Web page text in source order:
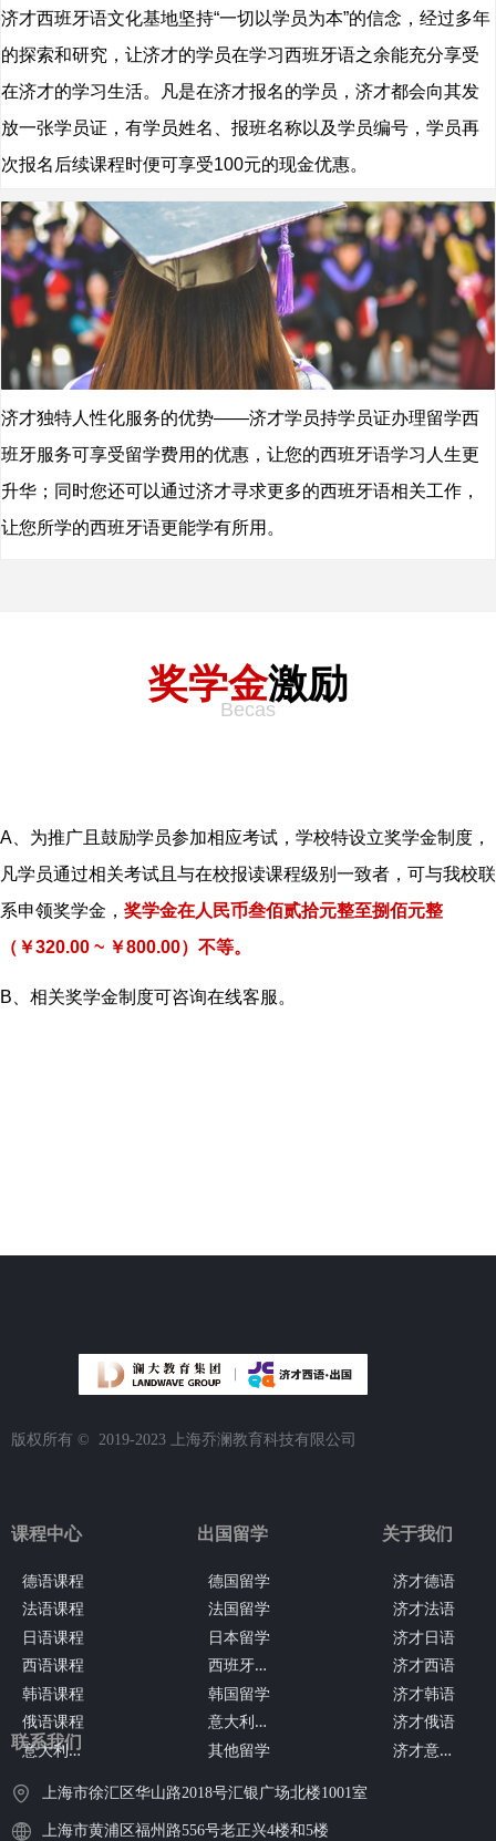
济才西班牙语文化基地坚持“一切以学员为本”的信念，经过多年
的探索和研究，让济才的学员在学习西班牙语之余能充分享受
在济才的学习生活。凡是在济才报名的学员，济才都会向其发
放一张学员证，有学员姓名、报班名称以及学员编号，学员再
次报名后续课程时便可享受100元的现金优惠。
济才独特人性化服务的优势——济才学员持学员证办理留学西
班牙服务可享受留学费用的优惠，让您的西班牙语学习人生更
升华；同时您还可以通过济才寻求更多的西班牙语相关工作，
让您所学的西班牙语更能学有所用。
A、为推广且鼓励学员参加相应考试，学校特设立奖学金制度，
凡学员通过相关考试且与在校报读课程级别一致者，可与我校联
系申领奖学金， 奖学金在人民币叁佰贰拾元整至捌佰元整
（￥320.00 ~ ￥800.00）不等。
B、相关奖学金制度可咨询在线客服。
奖学金激励
Becas
版权所有 ©  2019-2023 上海乔澜教育科技有限公司
课程中心
德语课程
法语课程
日语课程
西语课程
韩语课程
俄语课程
意
大利语课程
德国留学
法国留学
日本留学
西
班牙留学
韩国留学
意
大利留学
其他留学
出国留学
济才德语
济才法语
济才日语
济才西语
济才韩语
济才俄语
济
才意大利语
关于我们
联系我们
上海市徐汇区华山路2018号汇银广场北楼1001室
上海市黄浦区福州路556号老正兴4楼和5楼